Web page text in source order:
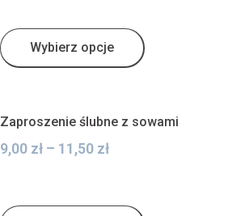
Wybierz opcje
Zaproszenie ślubne z sowami
9,00 zł – 11,50 zł